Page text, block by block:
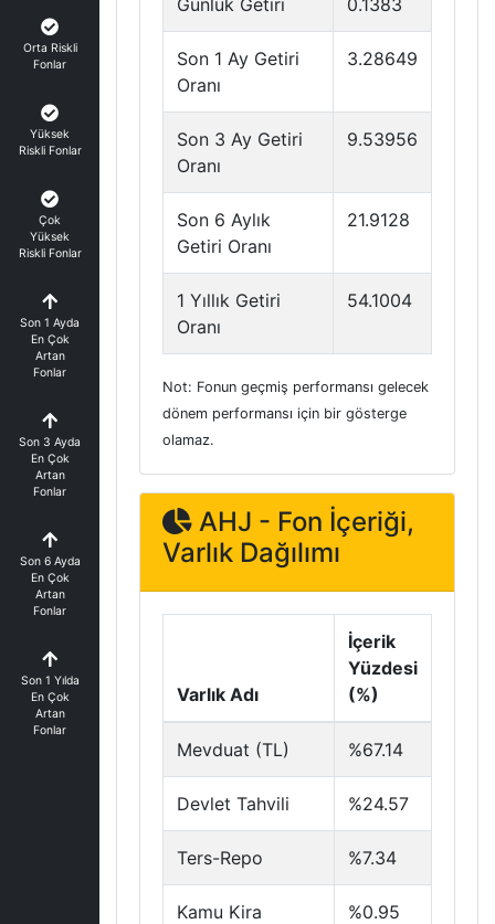
Orta Riskli
Fonlar
Yüksek
Riskli Fonlar
Çok
Yüksek
Riskli Fonlar
Son 1 Ayda
En Çok
Artan
Fonlar
Son 3 Ayda
En Çok
Artan
Fonlar
Son 6 Ayda
En Çok
Artan
Fonlar
Son 1 Yılda
En Çok
Artan
Fonlar
Günlük Getiri 0.1383
Son 1 Ay Getiri
Oranı
3.28649
Son 3 Ay Getiri
Oranı
9.53956
Son 6 Aylık
Getiri Oranı
21.9128
1 Yıllık Getiri
Oranı
54.1004
Not: Fonun geçmiş performansı gelecek
dönem performansı için bir gösterge
olamaz.
AHJ - Fon İçeriği,
Varlık Dağılımı
Varlık Adı
İçerik
Yüzdesi
(%)
Mevduat (TL) %67.14
Devlet Tahvili %24.57
Ters-Repo %7.34
Kamu Kira
%0.95